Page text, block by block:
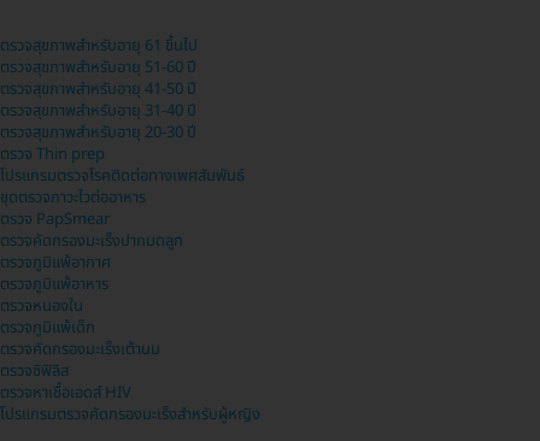
ตรวจสุขภาพสำหรับอายุ 61 ขึ้นไป
ตรวจสุขภาพสำหรับอายุ 51-60 ปี
ตรวจสุขภาพสำหรับอายุ 41-50 ปี
ตรวจสุขภาพสำหรับอายุ 31-40 ปี
ตรวจสุขภาพสำหรับอายุ 20-30 ปี
ตรวจ Thin prep
โปรแกรมตรวจโรคติดต่อทางเพศสัมพันธ์
ชุดตรวจภาวะไวต่ออาหาร
ตรวจ PapSmear
ตรวจคัดกรองมะเร็งปากมดลูก
ตรวจภูมิแพ้อากาศ
ตรวจภูมิแพ้อาหาร
ตรวจหนองใน
ตรวจภูมิแพ้เด็ก
ตรวจคัดกรองมะเร็งเต้านม
ตรวจซิฟิลิส
ตรวจหาเชื้อเอดส์ HIV
โปรแกรมตรวจคัดกรองมะเร็งสำหรับผู้หญิง